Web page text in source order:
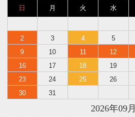
日 月 火 水
2
3 4 5
9
10 11 12
16
17 18 19
23
24 25 26
30
31
2026年09月